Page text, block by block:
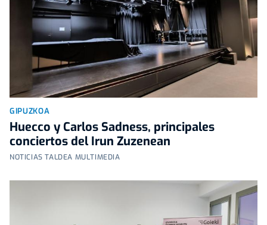
GIPUZKOA
Huecco y Carlos Sadness, principales
conciertos del Irun Zuzenean
NOTICIAS TALDEA MULTIMEDIA